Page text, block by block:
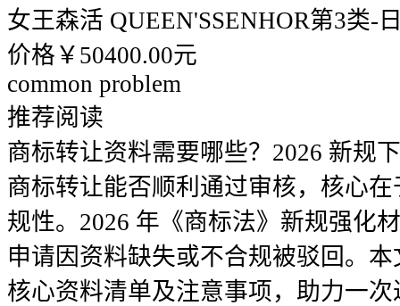
女王森活 QUEEN'SSENHOR第3类-
价格￥50400.00元
common problem
推荐阅读
商标转让资料需要哪些？2026 新规
商标转让能否顺利通过审核，核心
规性。2026 年《商标法》新规强化
申请因资料缺失或不合规被驳回。
核心资料清单及注意事项，助力一次